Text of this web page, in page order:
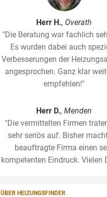
Herr H., Overath
"Die Beratung war fachlich
Es wurden dabei auch
Verbesserungen der
angesprochen. Ganz klar
empfehlen!"
Herr D., Menden
"Die vermittelten Firmen
sehr seriös auf. Bisher
beauftragte Firma einen
kompetenten Eindruck. Vielen
ÜBER HEIZUNGSFINDER